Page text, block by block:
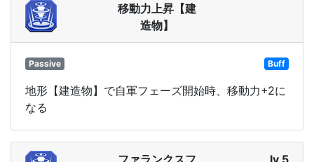
移動力上昇【建
造物】
Passive Buff
地形【建造物】で自軍フェーズ開始時、移動力+2に
なる
ファランクスフ lv 5